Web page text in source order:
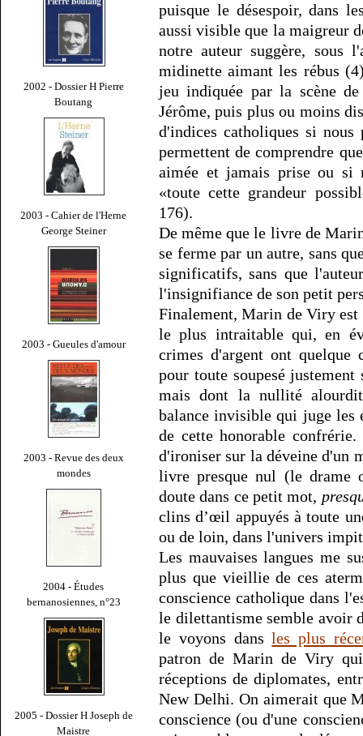
2002 - Dossier H Pierre
Boutang
2003 - Cahier de l'Herne
George Steiner
2003 - Gueules d'amour
2003 - Revue des deux
mondes
2004 - Études
bernanosiennes, n°23
2005 - Dossier H Joseph de
Maistre
puisque le désespoir, dans
aussi visible que la maigreur
notre auteur suggère, sous
midinette aimant les rébus
jeu indiquée par la scène
Jérôme, puis plus ou moins
d'indices catholiques si
permettent de comprendre
aimée et jamais prise ou
«toute cette grandeur
176).
De même que le livre de
se ferme par un autre, sans
significatifs, sans que
l'insignifiance de son petit
Finalement, Marin de Viry est
le plus intraitable qui, en
crimes d'argent ont quelque
pour toute soupesé
mais dont la nullité
balance invisible qui juge les
de cette honorable
d'ironiser sur la déveine d'un
livre presque nul (le drame
doute dans ce petit mot,
clins d’œil appuyés à toute
ou de loin, dans l'univers
Les mauvaises langues me
plus que vieillie de ces
conscience catholique dans
le dilettantisme semble avoir
le voyons dansles plus
patron de Marin de Viry
réceptions de diplomates,
New Delhi. On aimerait que
conscience (ou d'une